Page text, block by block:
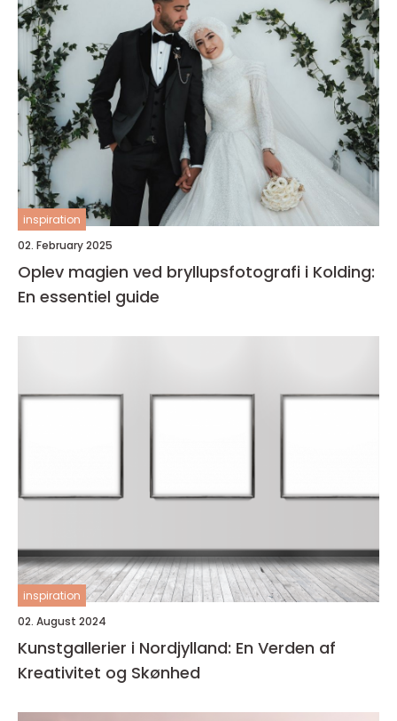
inspiration
02. February 2025
Oplev magien ved bryllupsfotografi i Kolding:
En essentiel guide
inspiration
02. August 2024
Kunstgallerier i Nordjylland: En Verden af
Kreativitet og Skønhed